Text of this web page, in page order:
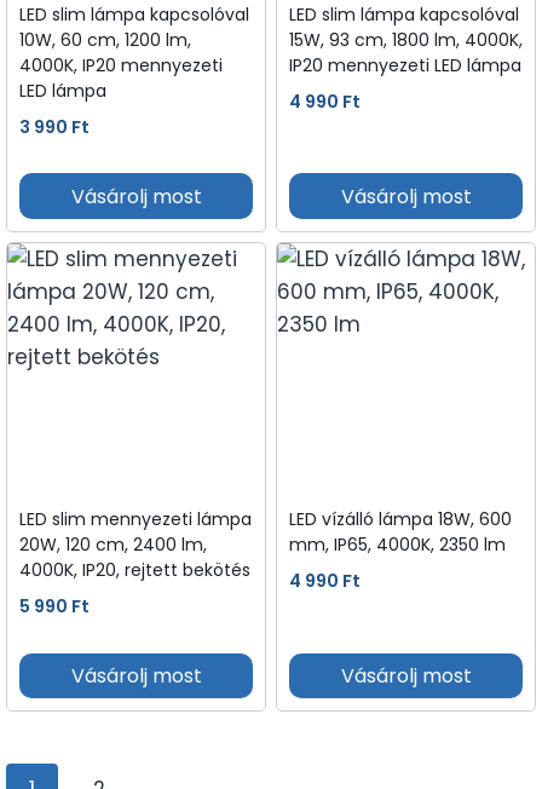
LED slim lámpa kapcsolóval
10W, 60 cm, 1200 lm,
4000K, IP20 mennyezeti
LED lámpa
3 990 Ft
Vásárolj most
LED slim lámpa kapcsolóval
15W, 93 cm, 1800 lm, 4000K,
IP20 mennyezeti LED lámpa
4 990 Ft
Vásárolj most
LED slim mennyezeti lámpa
20W, 120 cm, 2400 lm,
4000K, IP20, rejtett bekötés
5 990 Ft
Vásárolj most
LED vízálló lámpa 18W, 600
mm, IP65, 4000K, 2350 lm
4 990 Ft
Vásárolj most